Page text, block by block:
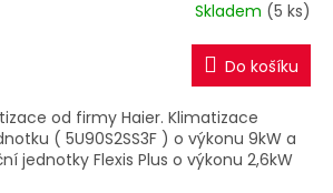
M
A
Skladem (5 ks)
Do košíku
od firmy Haier. Klimatizace
( 5U90S2SS3F ) o výkonu 9kW a
jednotky Flexis Plus o výkonu 2,6kW